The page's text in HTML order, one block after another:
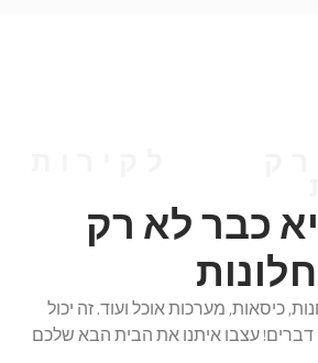
כבר לא רק
כיסאות, מערכות אוכל ועוד. זה יכול
עצבו איתנו את הבית הבא שלכם